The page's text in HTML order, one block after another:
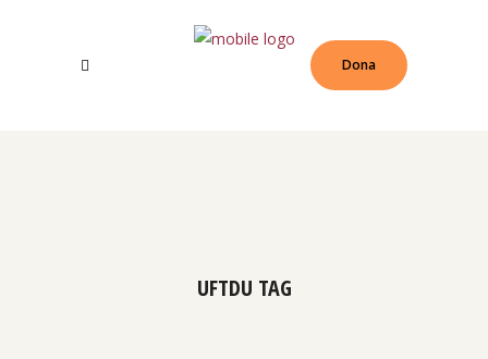
Dona
UFTDU TAG